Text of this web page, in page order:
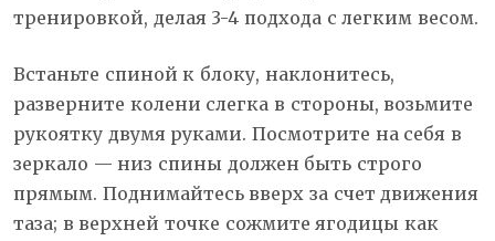
тренировкой, делая 3-4 подхода с легким весом.
Встаньте спиной к блоку, наклонитесь,
разверните колени слегка в стороны, возьмите
рукоятку двумя руками. Посмотрите на себя в
зеркало — низ спины должен быть строго
прямым. Поднимайтесь вверх за счет движения
таза; в верхней точке сожмите ягодицы как